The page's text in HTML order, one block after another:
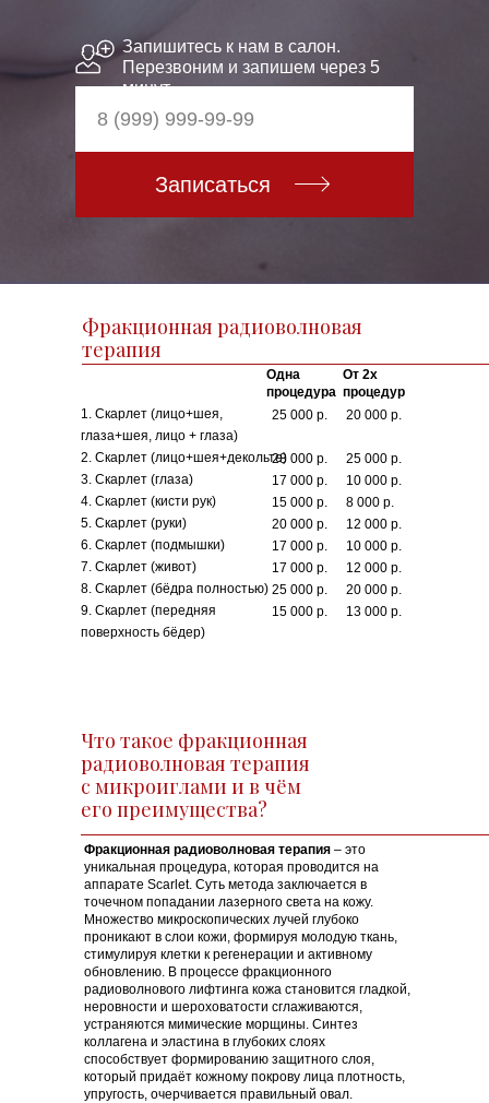
Запишитесь к нам в салон.
Перезвоним и запишем через 5
минут.
Записаться
Что такое фракционная
радиоволновая терапия
с микроиглами и в чём
его преимущества?
Фракционная радиоволновая терапия – это
уникальная процедура, которая проводится на
аппарате Scarlet. Суть метода заключается в
точечном попадании лазерного света на кожу.
Множество микроскопических лучей глубоко
проникают в слои кожи, формируя молодую ткань,
стимулируя клетки к регенерации и активному
обновлению. В процессе фракционного
радиоволнового лифтинга кожа становится гладкой,
неровности и шероховатости сглаживаются,
устраняются мимические морщины. Синтез
коллагена и эластина в глубоких слоях
способствует формированию защитного слоя,
который придаёт кожному покрову лица плотность,
упругость, очерчивается правильный овал.
Фракционная радиоволновая
терапия
Одна
процедура
1. Скарлет (лицо+шея,
глаза+шея, лицо + глаза)
2. Скарлет (лицо+шея+декольте)
3. Скарлет (глаза)
4. Скарлет (кисти рук)
5. Скарлет (руки)
6. Скарлет (подмышки)
7. Скарлет (живот)
8. Скарлет (бёдра полностью)
9. Скарлет (передняя
поверхность бёдер)
25 000 р.
28 000 р.
17 000 р.
15 000 р.
20 000 р.
17 000 р.
17 000 р.
25 000 р.
15 000 р.
От 2х
процедур
20 000 р.
25 000 р.
10 000 р.
8 000 р.
12 000 р.
10 000 р.
12 000 р.
20 000 р.
13 000 р.